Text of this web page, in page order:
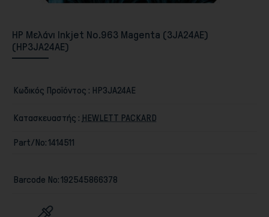
Αποθήκευση
HP Μελάνι Inkjet No.963 Magenta (3JA24AE)
(HP3JA24AE)
Κωδικός Προϊόντος : HP3JA24AE
Κατασκευαστής : HEWLETT PACKARD
Part/No:1414511
Barcode No:192545866378